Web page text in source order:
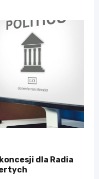
dla Radia